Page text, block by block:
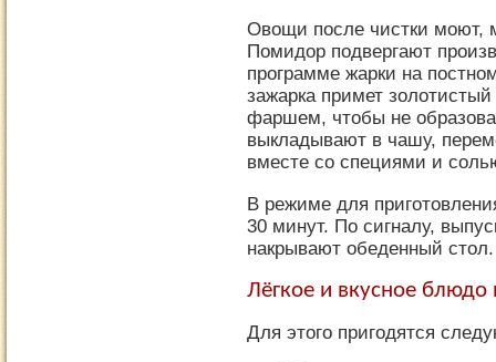
Овощи после чистки моют,
Помидор подвергают
программе жарки на
зажарка примет
фаршем, чтобы не
выкладывают в чашу,
вместе со специями и
В режиме для
30 минут. По сигналу,
накрывают обеденный стол.
Лёгкое и вкусное
Для этого пригодятся